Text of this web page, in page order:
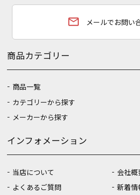
email メールでお問い
商品カテゴリー
商品一覧
カテゴリーから探す
メーカーから探す
インフォメーション
当店について
よくあるご質問
会社概
新着情